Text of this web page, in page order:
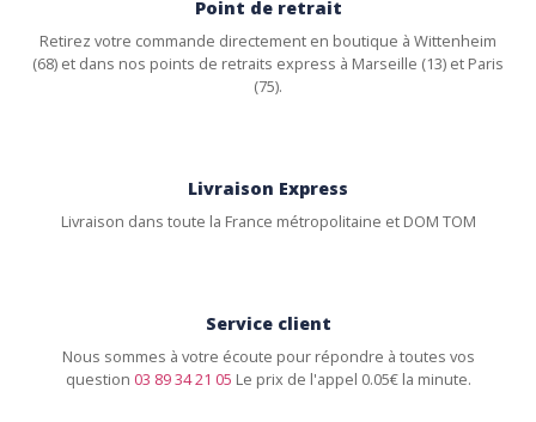
Point de retrait
Retirez votre commande directement en boutique à Wittenheim
(68) et dans nos points de retraits express à Marseille (13) et Paris
(75).
Livraison Express
Livraison dans toute la France métropolitaine et DOM TOM
Service client
Nous sommes à votre écoute pour répondre à toutes vos
question 03 89 34 21 05 Le prix de l'appel 0.05€ la minute.